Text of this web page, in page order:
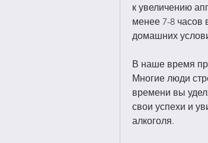
к увеличению
менее 7-8 часов
домашних
В наше время
Многие люди
времени вы
свои успехи и
алкоголя.